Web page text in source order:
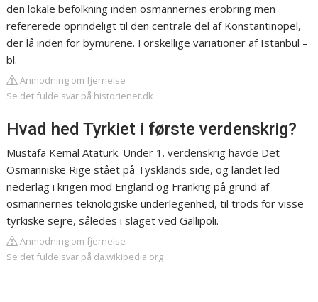
den lokale befolkning inden osmannernes erobring men
refererede oprindeligt til den centrale del af Konstantinopel,
der lå inden for bymurene. Forskellige variationer af Istanbul –
bl.
Anmodning om fjernelse
Se det fulde svar på historienet.dk
Hvad hed Tyrkiet i første verdenskrig?
Mustafa Kemal Atatürk. Under 1. verdenskrig havde Det
Osmanniske Rige stået på Tysklands side, og landet led
nederlag i krigen mod England og Frankrig på grund af
osmannernes teknologiske underlegenhed, til trods for visse
tyrkiske sejre, således i slaget ved Gallipoli.
Anmodning om fjernelse
Se det fulde svar på da.wikipedia.org